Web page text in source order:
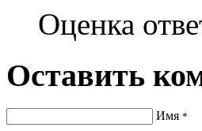
Оценка
Оставить
Имя *